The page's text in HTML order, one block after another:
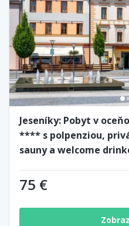
Jeseníky: Pobyt v
**** s polpenziou,
sauny a welcome
75 €